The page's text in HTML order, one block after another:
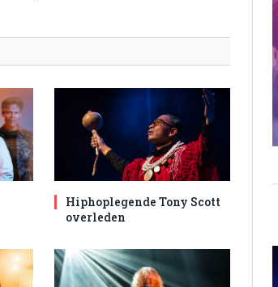
Hiphoplegende Tony Scott
overleden